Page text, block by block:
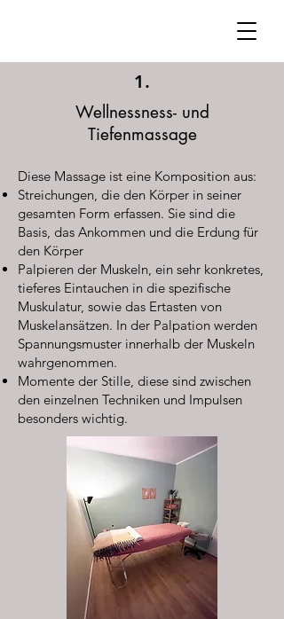
1.
Wellnessness- und
Tiefenmassage
Diese Massage ist eine Komposition aus:
Streichungen, die den Körper in seiner
gesamten Form erfassen. Sie sind die
Basis, das Ankommen und die Erdung für
den Körper
Palpieren der Muskeln, ein sehr konkretes,
tieferes Eintauchen in die spezifische
Muskulatur, sowie das Ertasten von
Muskelansätzen. In der Palpation werden
Spannungsmuster innerhalb der Muskeln
wahrgenommen.
Momente der Stille, diese sind zwischen
den einzelnen Techniken und Impulsen
besonders wichtig.